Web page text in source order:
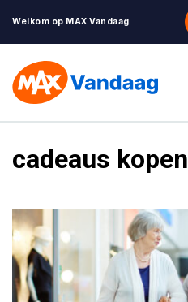
Welkom op MAX Vandaag
cadeaus kopen